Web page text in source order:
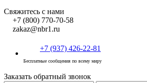
Свяжитесь с нами
+7 (800) 770-70-58
zakaz@nbr1.ru
+7 (937) 426-22-81
Бесплатные сообщения по всему миру
Заказать обратный звонок